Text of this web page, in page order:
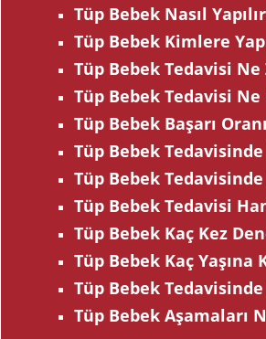
Tüp Bebek Nasıl
Tüp Bebek Kimlere
Tüp Bebek Tedavisi
Tüp Bebek Tedavisi Ne
Tüp Bebek Başarı
Tüp Bebek
Tüp Bebek
Tüp Bebek Tedavisi
Tüp Bebek Kaç Kez
Tüp Bebek Kaç
Tüp Bebek
Tüp Bebek Aşamaları